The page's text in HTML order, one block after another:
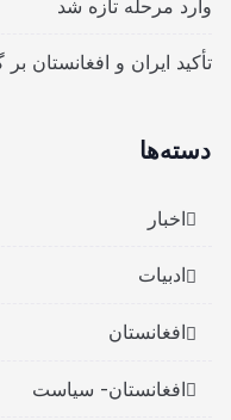
وارد مرحله تازه شد
تأکید ایران و
دسته‌ها
اخبار
ادبیات
افغانستان
افغانستان- سیاست